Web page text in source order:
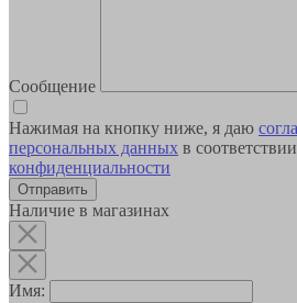
Сообщение
Нажимая на кнопку ниже, я даю
персональных данных в
конфиденциальности
Наличие в магазинах
Имя: